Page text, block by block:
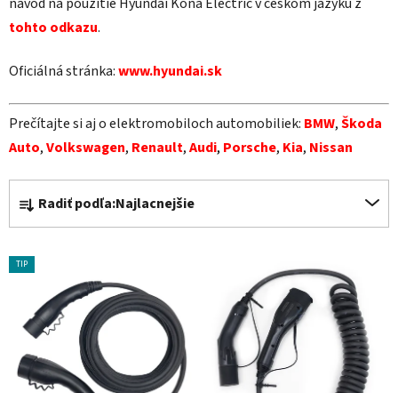
tohto odkazu.
Oficiálná stránka:www.hyundai.sk
Prečítajte si aj o elektromobiloch automobiliek: BMW,Škoda
Auto,Volkswagen, Renault,Audi, Porsche, Kia, Nissan
a
d
e
p
Radiť podľa:Najlacnejšie
V
ý
p
TIP